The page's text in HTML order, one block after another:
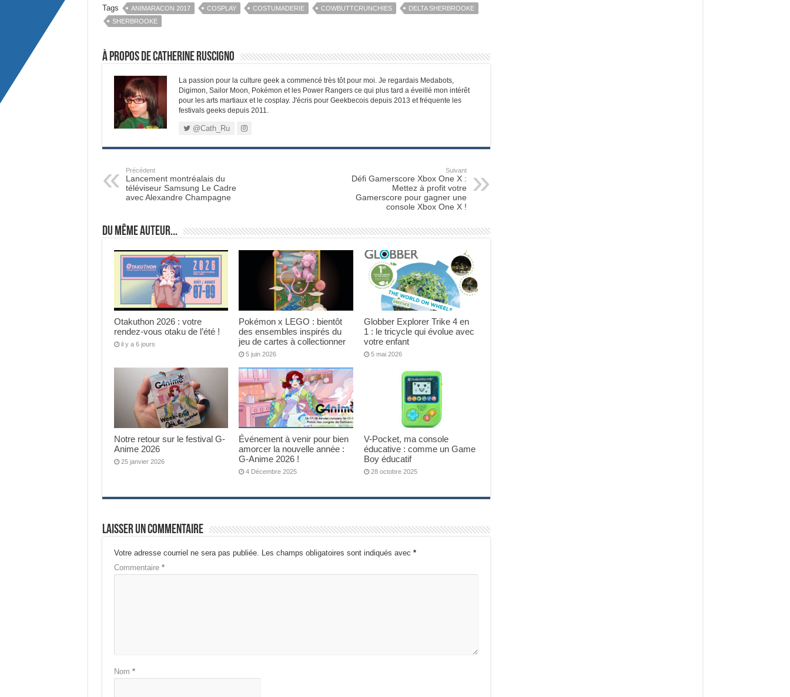
Tags ANIMARACON 2017 COSPLAY COSTUMADERIE COWBUTTCRUNCHIES
DELTA SHERBROOKE
SHERBROOKE
À propos de Catherine Ruscigno
La passion pour la culture geek a commencé très tôt pour moi. Je regardais Medabots,
Digimon, Sailor Moon, Pokémon et les Power Rangers ce qui plus tard a éveillé mon intérêt
pour les arts martiaux et le cosplay. J'écris pour Geekbecois depuis 2013 et fréquente les
festivals geeks depuis 2011.
@Cath_Ru
Précédent
Lancement montréalais du
téléviseur Samsung Le Cadre
avec Alexandre Champagne
Suivant
Défi Gamerscore Xbox One X :
Mettez à profit votre
Gamerscore pour gagner une
console Xbox One X !
Du même auteur...
Otakuthon 2026 : votre
rendez-vous otaku de l’été !
il y a 6 jours
Pokémon x LEGO : bientôt
des ensembles inspirés du
jeu de cartes à collectionner
5 juin 2026
Globber Explorer Trike 4 en
1 : le tricycle qui évolue avec
votre enfant
5 mai 2026
Notre retour sur le festival G-
Anime 2026
25 janvier 2026
Événement à venir pour bien
amorcer la nouvelle année :
G-Anime 2026 !
4 Décembre 2025
V-Pocket, ma console
éducative : comme un Game
Boy éducatif
28 octobre 2025
Laisser un commentaire
Votre adresse courriel ne sera pas publiée. Les champs obligatoires sont indiqués avec *
Commentaire *
Nom *